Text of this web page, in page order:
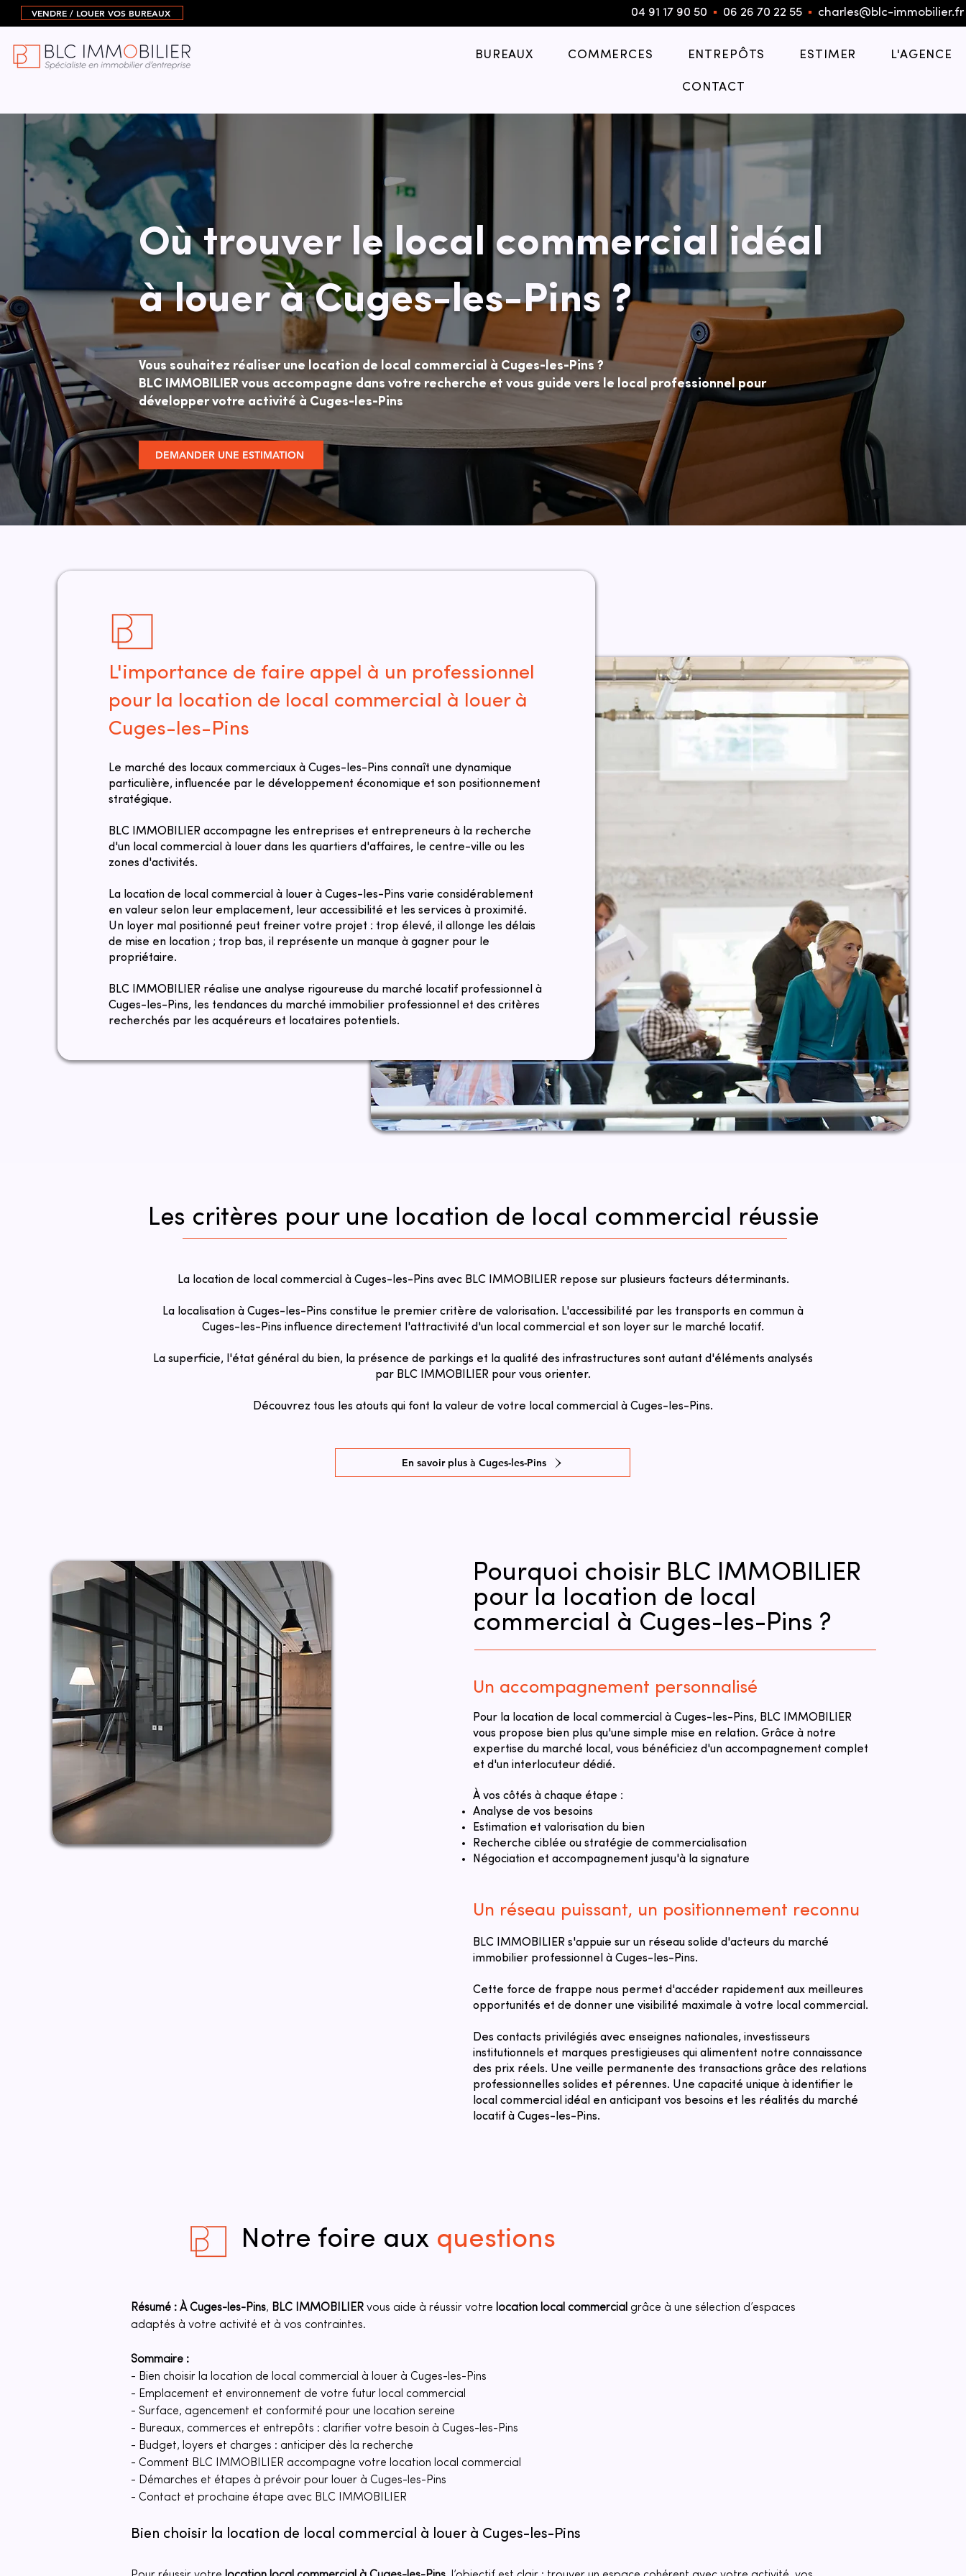
VENDRE / LOUER VOS BUREAUX 04 91 17 90 50 ▪︎ 06 26 70 22 55 ▪︎ charles@blc-immobilier.fr
BUREAUX COMMERCES ENTREPÔTS ESTIMER L'AGENCE
CONTACT
Où trouver le local commercial idéal
à louer à Cuges-les-Pins ?
Vous souhaitez réaliser une location de local commercial à Cuges-les-Pins ?
BLC IMMOBILIER vous accompagne dans votre recherche et vous guide vers le local professionnel pour
développer votre activité à Cuges-les-Pins
DEMANDER UNE ESTIMATION
L'importance de faire appel à un professionnel
pour la location de local commercial à louer à
Cuges-les-Pins
Le marché des locaux commerciaux à Cuges-les-Pins connaît une dynamique
particulière, influencée par le développement économique et son positionnement
stratégique.
BLC IMMOBILIER accompagne les entreprises et entrepreneurs à la recherche
d'un local commercial à louer dans les quartiers d'affaires, le centre-ville ou les
zones d'activités.
La location de local commercial à louer à Cuges-les-Pins varie considérablement
en valeur selon leur emplacement, leur accessibilité et les services à proximité.
Un loyer mal positionné peut freiner votre projet : trop élevé, il allonge les délais
de mise en location ; trop bas, il représente un manque à gagner pour le
propriétaire.
​​BLC IMMOBILIER réalise une analyse rigoureuse du marché locatif professionnel à
Cuges-les-Pins, les tendances du marché immobilier professionnel et des critères
recherchés par les acquéreurs et locataires potentiels.
Les critères pour une location de local commercial réussie
La location de local commercial à Cuges-les-Pins avec BLC IMMOBILIER repose sur plusieurs facteurs déterminants.
La localisation à Cuges-les-Pins constitue le premier critère de valorisation. L'accessibilité par les transports en commun à
Cuges-les-Pins influence directement l'attractivité d'un local commercial et son loyer sur le marché locatif.
La superficie, l'état général du bien, la présence de parkings et la qualité des infrastructures sont autant d'éléments analysés
par BLC IMMOBILIER pour vous orienter.
Découvrez tous les atouts qui font la valeur de votre local commercial à Cuges-les-Pins.
En savoir plus à Cuges-les-Pins
Pourquoi choisir BLC IMMOBILIER
pour la location de local
commercial à Cuges-les-Pins ?
Un accompagnement personnalisé
Pour la location de local commercial à Cuges-les-Pins, BLC IMMOBILIER
vous propose bien plus qu'une simple mise en relation. Grâce à notre
expertise du marché local, vous bénéficiez d'un accompagnement complet
et d'un interlocuteur dédié.
À vos côtés à chaque étape :
Analyse de vos besoins
Estimation et valorisation du bien
Recherche ciblée ou stratégie de commercialisation
Négociation et accompagnement jusqu'à la signature
Un réseau puissant, un positionnement reconnu
BLC IMMOBILIER s'appuie sur un réseau solide d'acteurs du marché
immobilier professionnel à Cuges-les-Pins.
Cette force de frappe nous permet d'accéder rapidement aux meilleures
opportunités et de donner une visibilité maximale à votre local commercial.
Des contacts privilégiés avec enseignes nationales, investisseurs
institutionnels et marques prestigieuses qui alimentent notre connaissance
des prix réels. Une veille permanente des transactions grâce des relations
professionnelles solides et pérennes. Une capacité unique à identifier le
local commercial idéal en anticipant vos besoins et les réalités du marché
locatif à Cuges-les-Pins.
Notre foire aux questions
Résumé : À Cuges-les-Pins, BLC IMMOBILIER vous aide à réussir votre location local commercial grâce à une sélection d’espaces
adaptés à votre activité et à vos contraintes.
Sommaire :
- Bien choisir la location de local commercial à louer à Cuges-les-Pins
- Emplacement et environnement de votre futur local commercial
- Surface, agencement et conformité pour une location sereine
- Bureaux, commerces et entrepôts : clarifier votre besoin à Cuges-les-Pins
- Budget, loyers et charges : anticiper dès la recherche
- Comment BLC IMMOBILIER accompagne votre location local commercial
- Démarches et étapes à prévoir pour louer à Cuges-les-Pins
- Contact et prochaine étape avec BLC IMMOBILIER
Bien choisir la location de local commercial à louer à Cuges-les-Pins